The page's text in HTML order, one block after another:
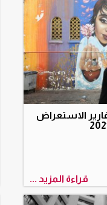
الاستعراض
قراءة المزيد ...